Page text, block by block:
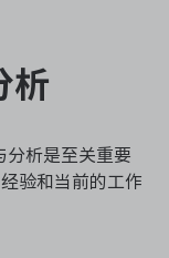
析
分析是至关重要
验和当前的工作